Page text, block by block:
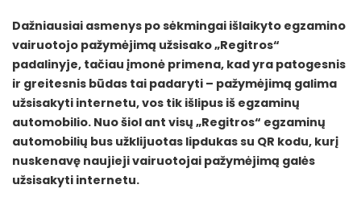
Dažniausiai asmenys po sėkmingai išlaikyto egzamino
vairuotojo pažymėjimą užsisako „Regitros“
padalinyje, tačiau įmonė primena, kad yra patogesnis
ir greitesnis būdas tai padaryti – pažymėjimą galima
užsisakyti internetu, vos tik išlipus iš egzaminų
automobilio. Nuo šiol ant visų „Regitros“ egzaminų
automobilių bus užklijuotas lipdukas su QR kodu, kurį
nuskenavę naujieji vairuotojai pažymėjimą galės
užsisakyti internetu.